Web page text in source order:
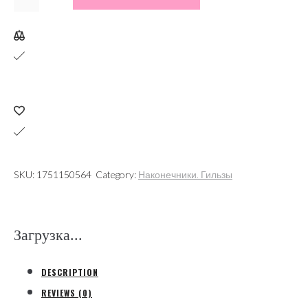
ГСИ(н)1,5
изолированная,
нейлон
quantity
SKU: 1751150564 Category: Наконечники. Гильзы
Загрузка...
DESCRIPTION
REVIEWS (0)